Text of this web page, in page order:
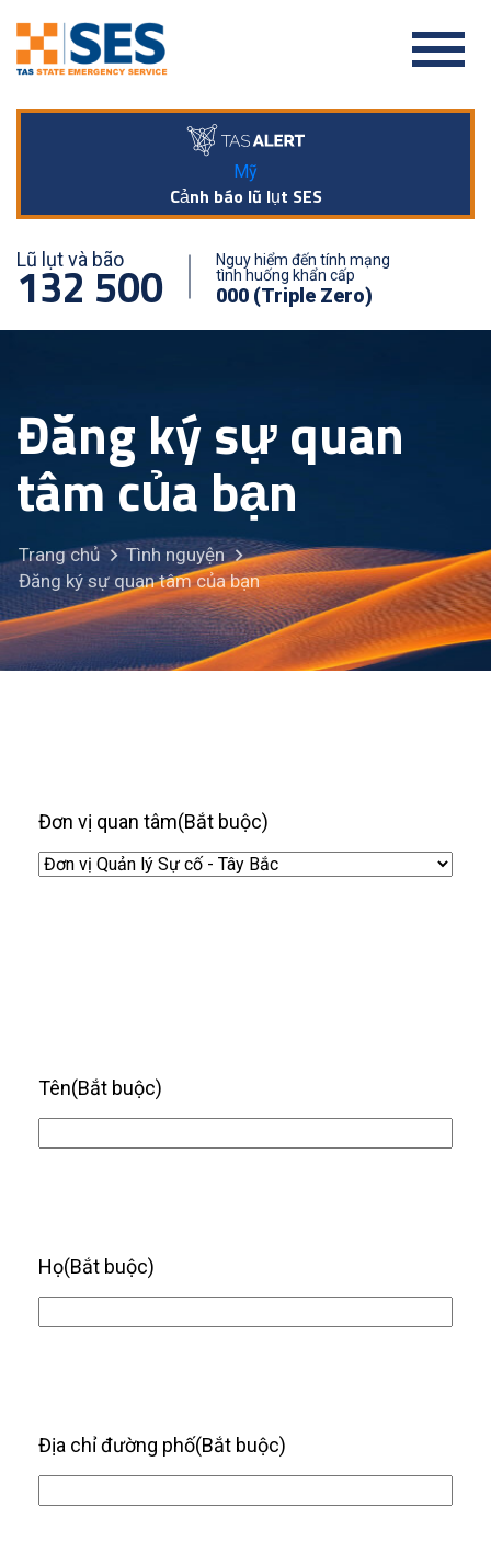
Mỹ
Cảnh báo lũ lụt SES
Lũ lụt và bão
132 500
Nguy hiểm đến tính mạng
tình huống khẩn cấp
000 (Triple Zero)
Đăng ký sự quan
tâm của bạn
Trang chủ
Tình nguyện
Đăng ký sự quan tâm của bạn
Đơn vị quan tâm(Bắt buộc)
Tên(Bắt buộc)
Họ(Bắt buộc)
Địa chỉ đường phố(Bắt buộc)